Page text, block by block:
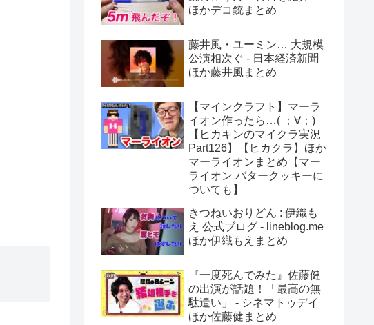
ほかデコ銃まとめ
藤井風・ユーミン… 大規模
公演相次ぐ - 日本経済新聞
ほか藤井風まとめ
【マインクラフト】マーラ
イオン作ったら…( ；∀；)
【ヒカキンのマイクラ実況
Part126】【ヒカクラ】ほか
マーライオンまとめ【マー
ライオン バタークッキーに
ついても】
きつねいおりどん : 伊織も
え 公式ブログ - lineblog.me
ほか伊織もえまとめ
『一度死んでみた』佐藤健
の出演が話題！「最高の無
駄遣い」 - シネマトゥデイ
ほか佐藤健まとめ